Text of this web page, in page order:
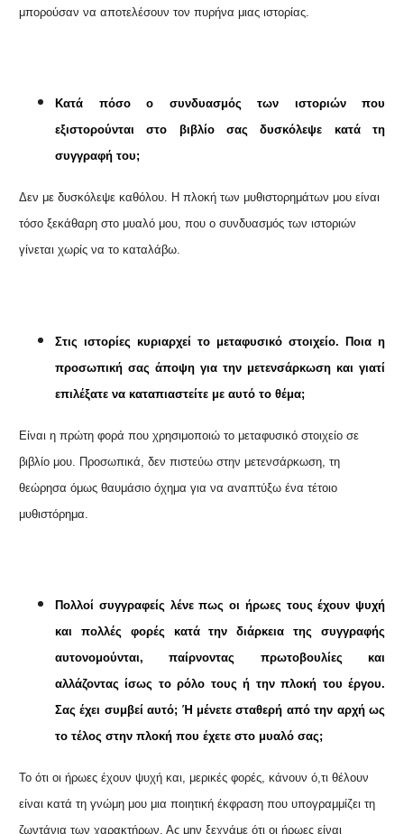
μπορούσαν να αποτελέσουν τον πυρήνα μιας ιστορίας.
Kατά πόσο ο συνδυασμός των ιστοριών που
εξιστορούνται στο βιβλίο σας δυσκόλεψε κατά τη
συγγραφή του;
Δεν με δυσκόλεψε καθόλου. Η πλοκή των μυθιστορημάτων μου είναι
τόσο ξεκάθαρη στο μυαλό μου, που ο συνδυασμός των ιστοριών
γίνεται χωρίς να το καταλάβω.
Στις ιστορίες κυριαρχεί το μεταφυσικό στοιχείο. Ποια η
προσωπική σας άποψη για την μετενσάρκωση και γιατί
επιλέξατε να καταπιαστείτε με αυτό το θέμα;
Είναι η πρώτη φορά που χρησιμοποιώ το μεταφυσικό στοιχείο σε
βιβλίο μου. Προσωπικά, δεν πιστεύω στην μετενσάρκωση, τη
θεώρησα όμως θαυμάσιο όχημα για να αναπτύξω ένα τέτοιο
μυθιστόρημα.
Πολλοί συγγραφείς λένε πως οι ήρωες τους έχουν ψυχή
και πολλές φορές κατά την διάρκεια της συγγραφής
αυτονομούνται, παίρνοντας πρωτοβουλίες και
αλλάζοντας ίσως το ρόλο τους ή την πλοκή του έργου.
Σας έχει συμβεί αυτό; Ή μένετε σταθερή από την αρχή ως
το τέλος στην πλοκή που έχετε στο μυαλό σας;
Το ότι οι ήρωες έχουν ψυχή και, μερικές φορές, κάνουν ό,τι θέλουν
είναι κατά τη γνώμη μου μια ποιητική έκφραση που υπογραμμίζει τη
ζωντάνια των χαρακτήρων. Ας μην ξεχνάμε ότι οι ήρωες είναι